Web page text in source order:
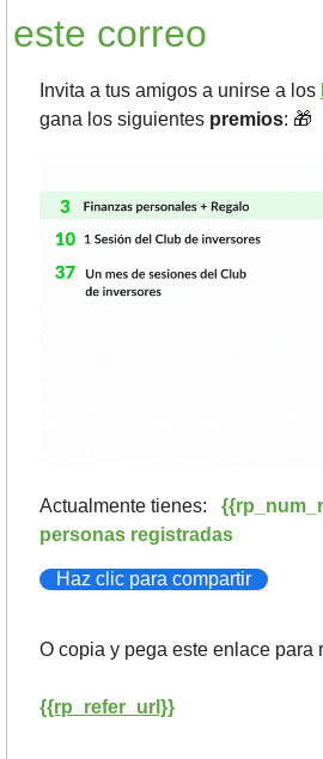
este correo
Invita a tus amigos a unirse a los
gana los siguientes premios: 🎁
Actualmente tienes:
personas registradas
Haz clic para compartir
O copia y pega este enlace para
{{rp_refer_url}}